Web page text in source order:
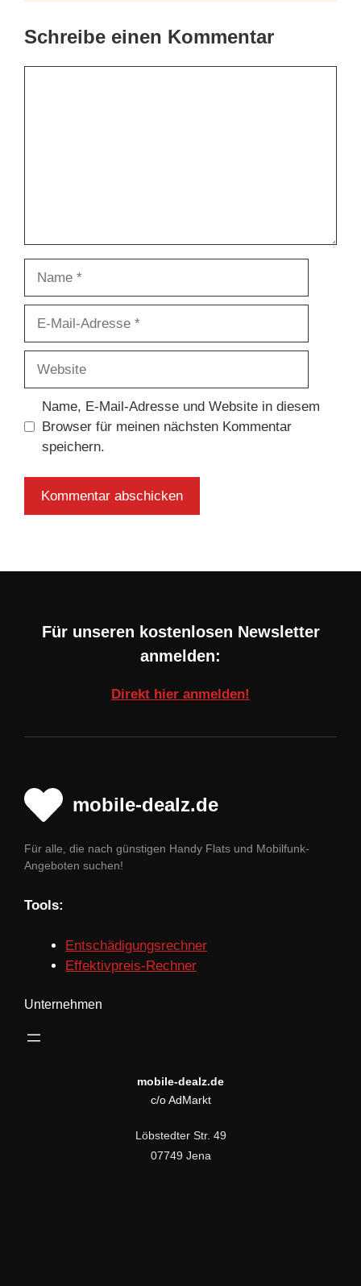
Schreibe einen Kommentar
Adresse
Name, E-Mail-Adresse und Website in diesem
Browser für meinen nächsten Kommentar
speichern.
Für unseren kostenlosen Newsletter
anmelden:
Direkt hier anmelden!
mobile-dealz.de
Für alle, die nach günstigen Handy Flats und Mobilfunk-
Angeboten suchen!
Tools:
Entschädigungsrechner
Effektivpreis-Rechner
Unternehmen
mobile-dealz.de
c/o AdMarkt
Löbstedter Str. 49
07749 Jena